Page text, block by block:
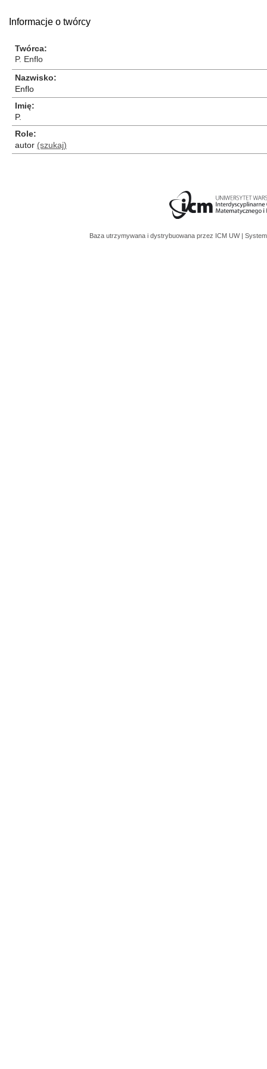
Informacje o twórcy
Twórca
P. Enflo
Nazwisko
Enflo
Imię
P.
Role
autor (szukaj)
Baza utrzymywana i dystrybuowana przez ICM UW |